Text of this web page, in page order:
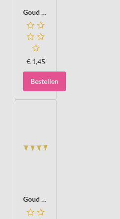
Goud metallic Prikkers, 50 stuks
€ 1,45
Bestellen
Goud glitterslinger, 6 m, 20x30